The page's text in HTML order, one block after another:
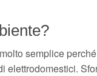
semplice